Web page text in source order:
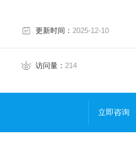
更新时间： 2025-12-10
访问量： 214
立即咨询